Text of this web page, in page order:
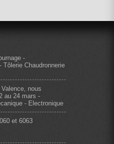
-
Tôlerie Chaudronnerie
nous
au 24 mars -
- Electronique
et 6063